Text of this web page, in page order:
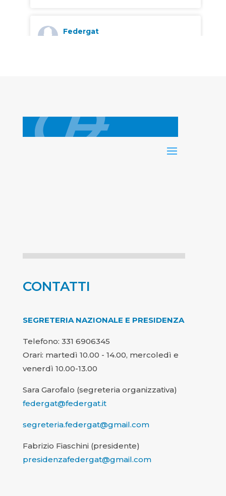
Federgat
CONTATTI
SEGRETERIA NAZIONALE E PRESIDENZA
Telefono: 331 6906345
Orari: martedì 10.00 - 14.00, mercoledì e
venerdì 10.00-13.00
Sara Garofalo (segreteria organizzativa)
federgat@federgat.it
segreteria.federgat@gmail.com
Fabrizio Fiaschini (presidente)
presidenzafedergat@gmail.com